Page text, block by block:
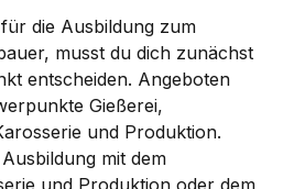
die Ausbildung zum
musst du dich zunächst
entscheiden. Angeboten
Gießerei,
und Produktion.
mit dem
und Produktion oder dem